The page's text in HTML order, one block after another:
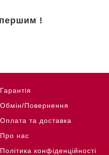
!
Гарантія
Обмін/Повернення
Оплата та доставка
Про нас
Політика конфіденційності